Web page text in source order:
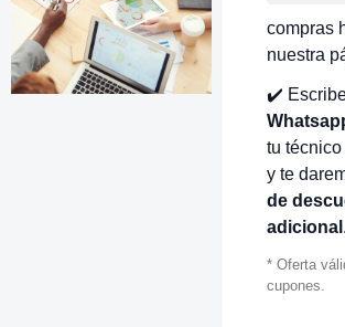
compras
nuestra
✔️
tu
y te
de
adicional .
* Oferta
cupones.
COP $171.000
Cantidad
CR440631|
$93.000